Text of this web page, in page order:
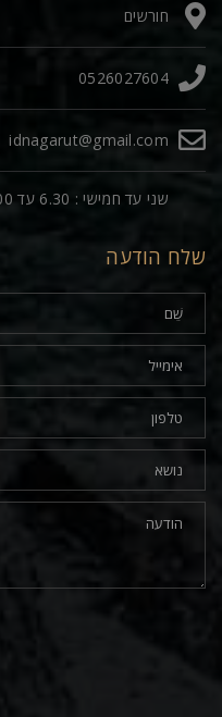
חורשים
0526027604
idnagarut@gmail.com
שני עד חמישי : 6.30 עד 17.00 שבת סגור
שלח הודעה